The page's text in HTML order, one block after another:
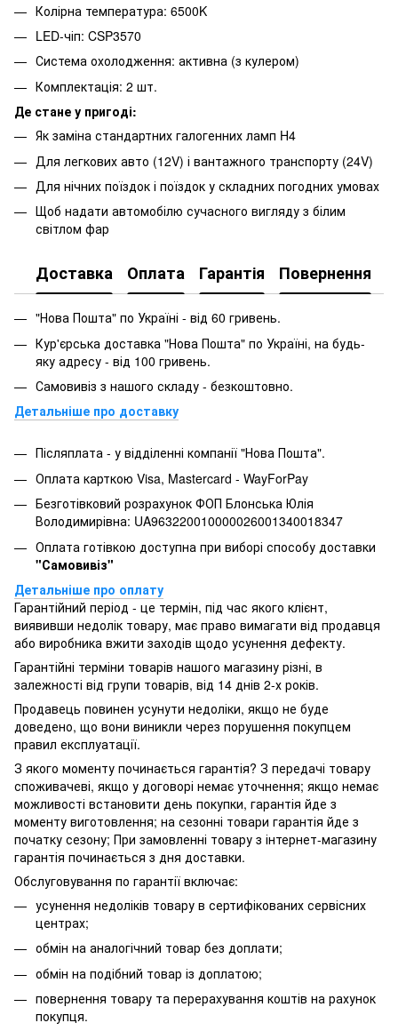
Колірна температура: 6500K
LED-чіп: CSP3570
Система охолодження: активна (з кулером)
Комплектація: 2 шт.
Де стане у пригоді:
Як заміна стандартних галогенних ламп H4
Для легкових авто (12V) і вантажного транспорту (24V)
Для нічних поїздок і поїздок у складних погодних умовах
Щоб надати автомобілю сучасного вигляду з білим
світлом фар
Доставка Оплата Гарантія Повернення
"Нова Пошта" по Україні - від 60 гривень.
Кур'єрська доставка "Нова Пошта" по Україні, на будь-
яку адресу - від 100 гривень.
Самовивіз з нашого складу - безкоштовно.
Детальніше про доставку
Післяплата - у відділенні компанії "Нова Пошта".
Оплата карткою Visa, Mastercard - WayForPay
Безготівковий розрахунок ФОП Блонська Юлія
Володимирівна: UA963220010000026001340018347
Оплата готівкою доступна при виборі способу доставки
"Самовивіз"
Детальніше про оплату
Гарантійний період - це термін, під час якого клієнт,
виявивши недолік товару, має право вимагати від продавця
або виробника вжити заходів щодо усунення дефекту.
Гарантійні терміни товарів нашого магазину різні, в
залежності від групи товарів, від 14 днів 2-х років.
Продавець повинен усунути недоліки, якщо не буде
доведено, що вони виникли через порушення покупцем
правил експлуатації.
З якого моменту починається гарантія? З передачі товару
споживачеві, якщо у договорі немає уточнення; якщо немає
можливості встановити день покупки, гарантія йде з
моменту виготовлення; на сезонні товари гарантія йде з
початку сезону; При замовленні товару з інтернет-магазину
гарантія починається з дня доставки.
Обслуговування по гарантії включає:
усунення недоліків товару в сертифікованих сервісних
центрах;
обмін на аналогічний товар без доплати;
обмін на подібний товар із доплатою;
повернення товару та перерахування коштів на рахунок
покупця.